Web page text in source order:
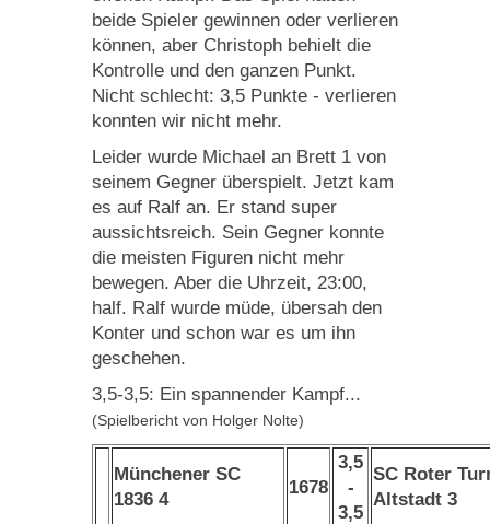
beide Spieler gewinnen oder verlieren
können, aber Christoph behielt die
Kontrolle und den ganzen Punkt.
Nicht schlecht: 3,5 Punkte - verlieren
konnten wir nicht mehr.
Leider wurde Michael an Brett 1 von
seinem Gegner überspielt. Jetzt kam
es auf Ralf an. Er stand super
aussichtsreich. Sein Gegner konnte
die meisten Figuren nicht mehr
bewegen. Aber die Uhrzeit, 23:00,
half. Ralf wurde müde, übersah den
Konter und schon war es um ihn
geschehen.
3,5-3,5: Ein spannender Kampf...
(Spielbericht von Holger Nolte)
Münchener SC
1836 4
1678
3,5
-
3,5
SC Roter
Altstadt 3